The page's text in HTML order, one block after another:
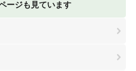
ージも見ています